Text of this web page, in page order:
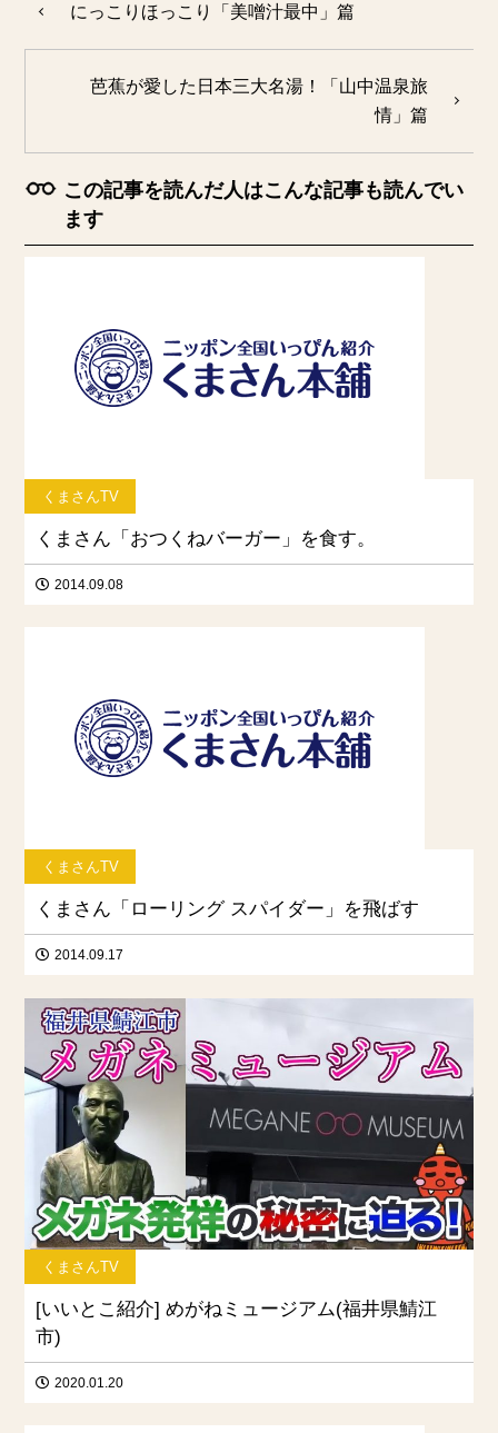
にっこりほっこり「美噌汁最中」篇
芭蕉が愛した日本三大名湯！「山中温泉旅
情」篇
この記事を読んだ人はこんな記事も読んでい
ます
くまさんTV
くまさん「おつくねバーガー」を食す。
2014.09.08
くまさんTV
くまさん「ローリング スパイダー」を飛ばす
2014.09.17
くまさんTV
[いいとこ紹介] めがねミュージアム(福井県鯖江
市)
2020.01.20